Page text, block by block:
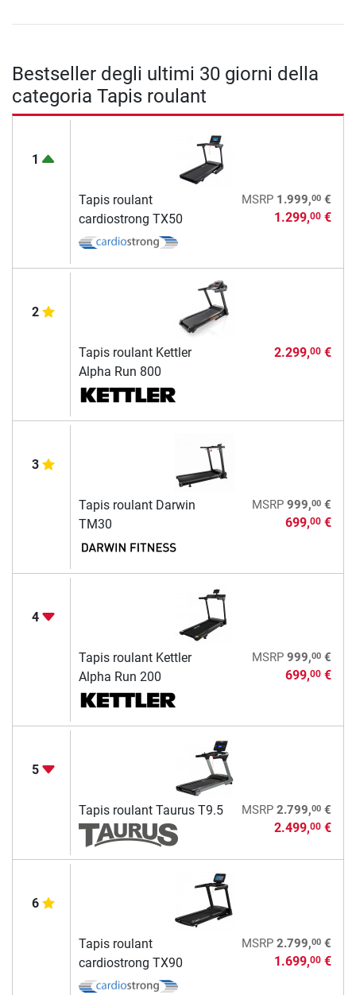
Bestseller degli ultimi 30 giorni della
categoria Tapis roulant
1
Tapis roulant
cardiostrong TX50
MSRP 1.999,00€
1.299,00€
2
Tapis roulant Kettler
Alpha Run 800
2.299,00€
3
Tapis roulant Darwin
TM30
MSRP 999,00€
699,00€
4
Tapis roulant Kettler
Alpha Run 200
MSRP 999,00€
699,00€
5
Tapis roulant Taurus T9.5 MSRP 2.799,00€
2.499,00€
6
Tapis roulant
cardiostrong TX90
MSRP 2.799,00€
1.699,00€